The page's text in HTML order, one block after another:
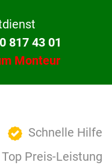
817 43 01
Monteur
Schnelle Hilfe
Top Preis-Leistung